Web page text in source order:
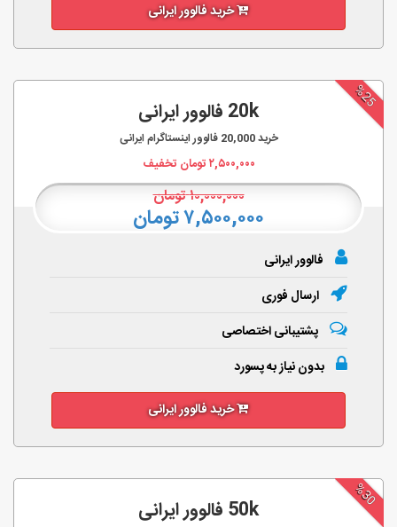
خرید فالوور ایرانی
%25
20k فالوور ایرانی
خرید20,000 فالوور اینستاگرام ایرانی
۲,۵۰۰,۰۰۰تومان تخفیف
۱۰,۰۰۰,۰۰۰تومان
۷,۵۰۰,۰۰۰ تومان
فالوور ایرانی
ارسال فوری
پشتیبانی اختصاصی
بدون نیاز به پسورد
خرید فالوور ایرانی
%30
50k فالوور ایرانی